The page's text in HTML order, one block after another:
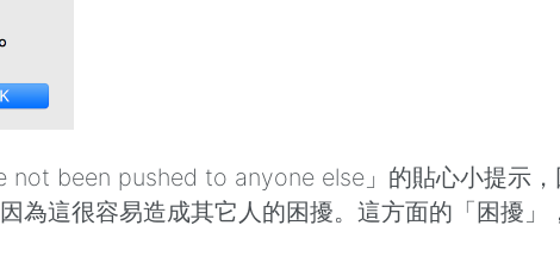
been pushed to anyone else」的貼心小提示
為這很容易造成其它人的困擾。這方面的「困擾